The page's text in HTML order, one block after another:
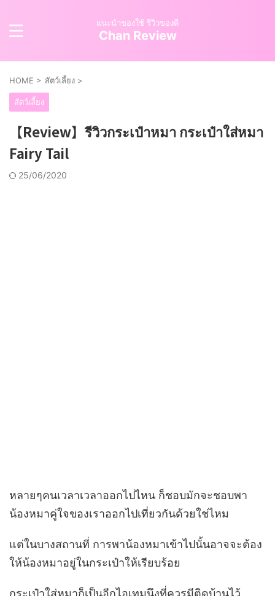
แนะนำของใช้ รีวิวของดี
Chan Review
HOME > สัตว์เลี้ยง >
สัตว์เลี้ยง
【Review】รีวิวกระเป๋าหมา กระเป๋าใส่หมา
Fairy Tail
25/06/2020
หลายๆคนเวลาเวลาออกไปไหน ก็ชอบมักจะชอบพา
น้องหมาคู่ใจของเราออกไปเที่ยวกันด้วยใช่ไหม
แต่ในบางสถานที่ การพาน้องหมาเข้าไปนั้นอาจจะต้อง
ให้น้องหมาอยู่ในกระเป๋าให้เรียบร้อย
กระเป๋าใส่หมาก็เป็นอีกไอเทมนึงที่ควรมีติดบ้านไว้